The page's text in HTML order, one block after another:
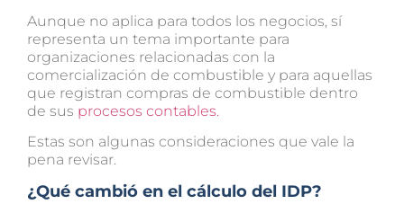
Aunque no aplica para todos los negocios, sí
representa un tema importante para
organizaciones relacionadas con la
comercialización de combustible y para aquellas
que registran compras de combustible dentro
de sus procesos contables.
Estas son algunas consideraciones que vale la
pena revisar.
¿Qué cambió en el cálculo del IDP?